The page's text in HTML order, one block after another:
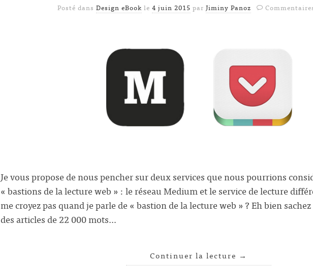
Posté dans Design eBook le 4 juin 2015 par Jiminy Panoz
Je vous propose de nous pencher sur deux services que nous pourrions
« bastions de la lecture web » : le réseau Medium et le service de lecture
me croyez pas quand je parle de « bastion de la lecture web » ? Eh bien
des articles de 22 000 mots…
Continuer la lecture →